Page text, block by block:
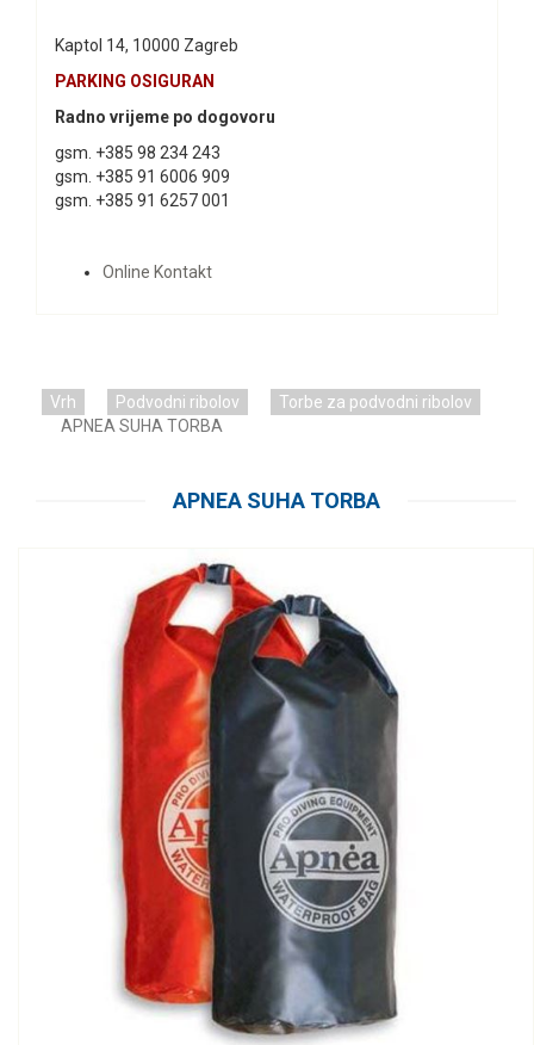
Kaptol 14, 10000 Zagreb
PARKING OSIGURAN
Radno vrijeme po dogovoru
gsm. +385 98 234 243
gsm. +385 91 6006 909
gsm. +385 91 6257 001
Online Kontakt
Vrh Podvodni ribolov
Torbe za podvodni ribolov
APNEA SUHA TORBA
APNEA SUHA TORBA